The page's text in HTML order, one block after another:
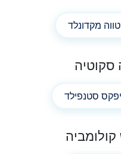
מקדונלד
סקוטיה
סטנפילד
קולומביה